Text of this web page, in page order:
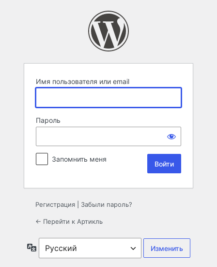
Имя пользователя или email
Пароль
Запомнить меня
Регистрация Забыли пароль?
← Перейти к Артикль
Язык